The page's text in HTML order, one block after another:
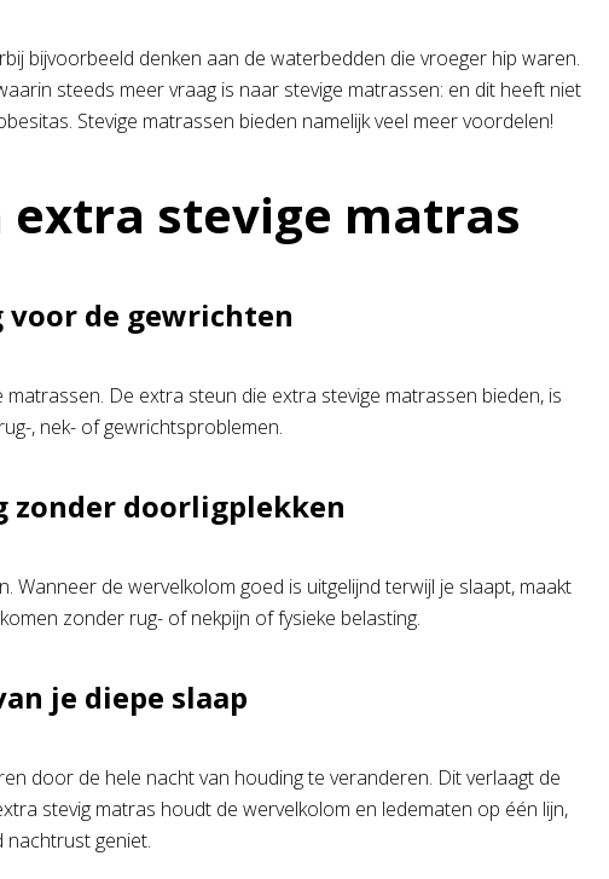
bijvoorbeeld denken aan de waterbedden die vroeger hip waren.
steeds meer vraag is naar stevige matrassen: en dit heeft niet
Stevige matrassen bieden namelijk veel meer voordelen!
extra stevige matras
de gewrichten
De extra steun die extra stevige matrassen bieden, is
, nek- of gewrichtsproblemen.
zonder doorligplekken
Wanneer de wervelkolom goed is uitgelijnd terwijl je slaapt, maakt
zonder rug- of nekpijn of fysieke belasting.
je diepe slaap
door de hele nacht van houding te veranderen. Dit verlaagt de
stevig matras houdt de wervelkolom en ledematen op één lijn,
nachtrust geniet.